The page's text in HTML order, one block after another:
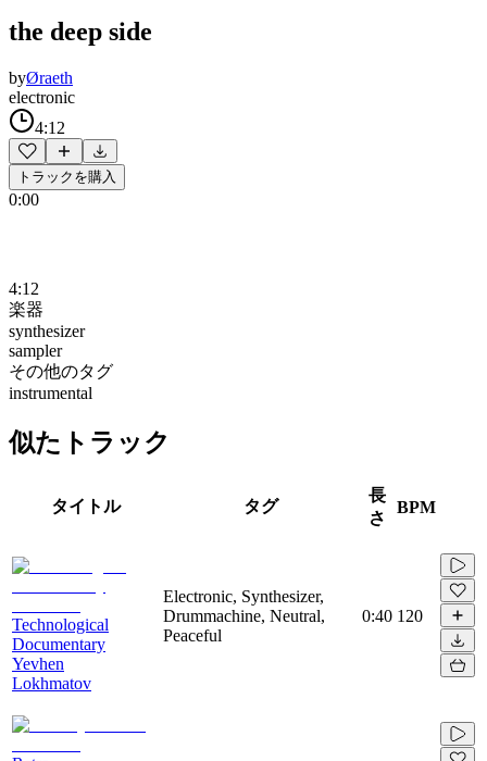
the deep side
byØraeth
electronic
4:12
トラックを購入
0:00
4:12
楽器
synthesizer
sampler
その他のタグ
instrumental
似たトラック
タイトル タグ
長
さ
BPM
Technological
Documentary
Yevhen
Lokhmatov
Electronic, Synthesizer,
Drummachine, Neutral,
Peaceful
0:40 120